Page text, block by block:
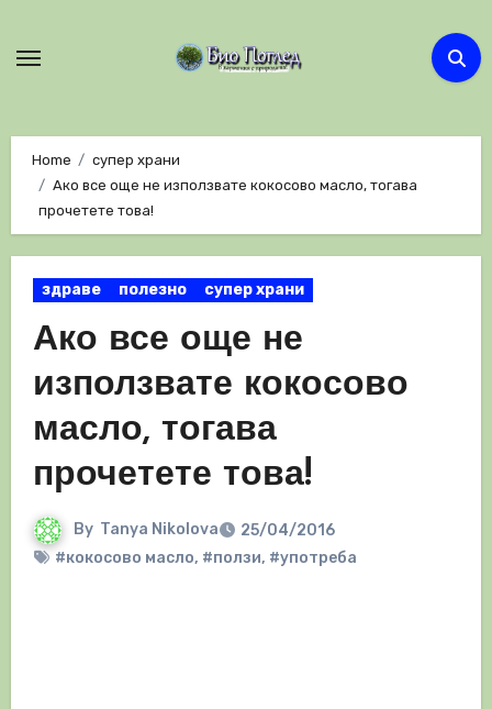
Home
супер храни
Ако все още не използвате кокосово масло, тогава
прочетете това!
здраве полезно супер храни
Ако все още не
използвате кокосово
масло, тогава
прочетете това!
By Tanya Nikolova
25/04/2016
#кокосово масло, #ползи, #употреба